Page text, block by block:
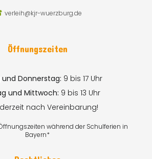
verleih@kjr-wuerzburg.de
Öffnungszeiten
Donnerstag: 9 bis 17 Uhr
und Mittwoch: 9 bis 13 Uhr
nach Vereinbarung!
während der Schulferien in
Bayern*